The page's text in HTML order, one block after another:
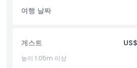
Palm Tower's 52nd level and enjoy
terrace and premium lounge,
perspective on this magnificent
여행 날짜
게스트
높이 1.05m 이상